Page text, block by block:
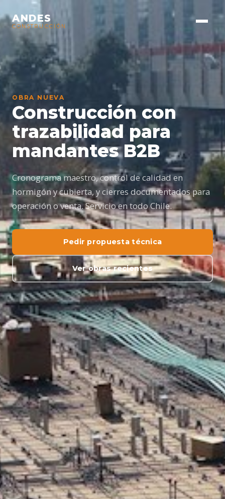
ANDES
CONSTRUCCIÓN
OBRA NUEVA
Construcción con
trazabilidad para
mandantes B2B
Cronograma maestro, control de calidad en
hormigón y cubierta, y cierres documentados para
operación o venta. Servicio en todo Chile.
Pedir propuesta técnica
Ver obras recientes